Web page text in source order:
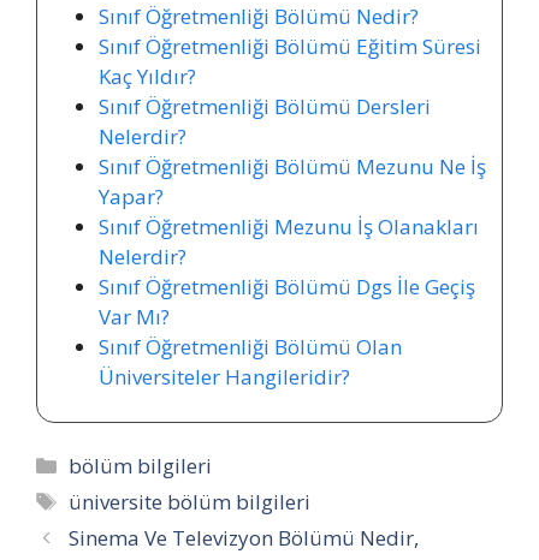
Sınıf Öğretmenliği Bölümü Nedir?
Sınıf Öğretmenliği Bölümü Eğitim Süresi
Kaç Yıldır?
Sınıf Öğretmenliği Bölümü Dersleri
Nelerdir?
Sınıf Öğretmenliği Bölümü Mezunu Ne İş
Yapar?
Sınıf Öğretmenliği Mezunu İş Olanakları
Nelerdir?
Sınıf Öğretmenliği Bölümü Dgs İle Geçiş
Var Mı?
Sınıf Öğretmenliği Bölümü Olan
Üniversiteler Hangileridir?
Kategoriler
bölüm bilgileri
Etiketler
üniversite bölüm bilgileri
Sinema Ve Televizyon Bölümü Nedir,